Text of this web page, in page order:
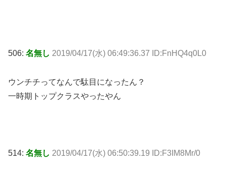
506: 名無し 2019/04/17(水) 06:49:36.37 ID:FnHQ4q0L0
ウンチチってなんで駄目になったん？
一時期トップクラスやったやん
514: 名無し 2019/04/17(水) 06:50:39.19 ID:F3IM8Mr/0